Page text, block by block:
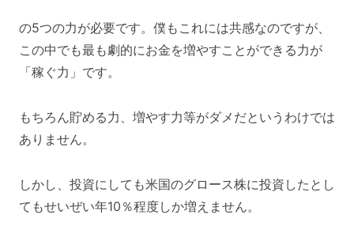
の5つの力が必要です。僕もこれには共感なのですが、
この中でも最も劇的にお金を増やすことができる力が
「稼ぐ力」です。
もちろん貯める力、増やす力等がダメだというわけでは
ありません。
しかし、投資にしても米国のグロース株に投資したとし
てもせいぜい年10％程度しか増えません。